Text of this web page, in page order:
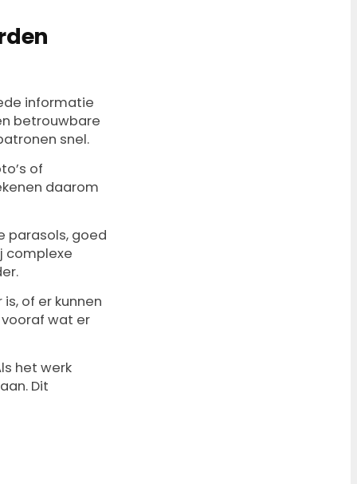
informatie
betrouwbare
snel.
of
daarom
parasols, goed
complexe
of er kunnen
wat er
het werk
Dit